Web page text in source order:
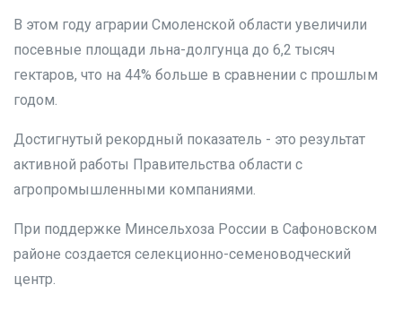
В этом году аграрии Смоленской области увеличили
посевные площади льна-долгунца до 6,2 тысяч
гектаров, что на 44% больше в сравнении с прошлым
годом.
Достигнутый рекордный показатель - это результат
активной работы Правительства области с
агропромышленными компаниями.
При поддержке Минсельхоза России в Сафоновском
районе создается селекционно-семеноводческий
центр.